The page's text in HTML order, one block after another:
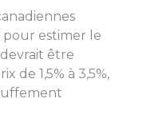
pour estimer le
être
de 1,5% à 3,5%,